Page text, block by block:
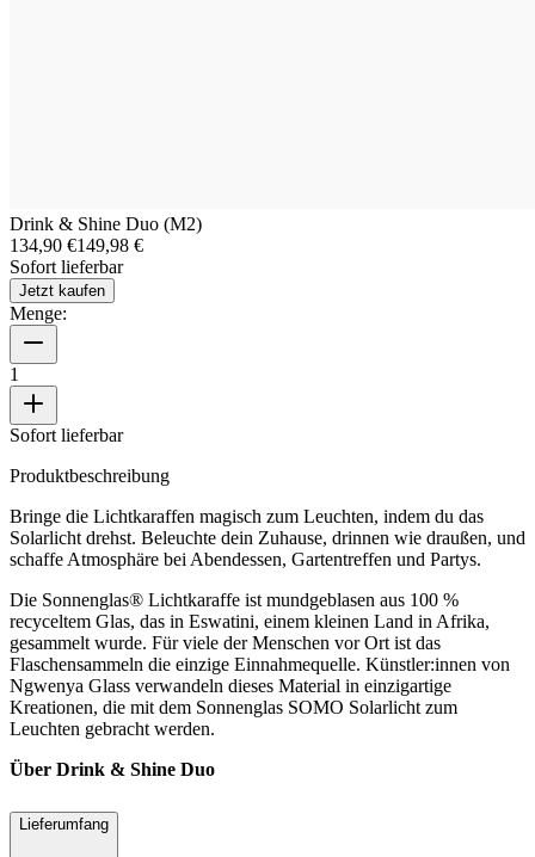
Drink & Shine Duo (M2)
134,90 €149,98 €
Sofort lieferbar
Jetzt kaufen
Menge:
1
Sofort lieferbar
Produktbeschreibung
Bringe die Lichtkaraffen magisch zum Leuchten, indem du das
Solarlicht drehst. Beleuchte dein Zuhause, drinnen wie draußen, und
schaffe Atmosphäre bei Abendessen, Gartentreffen und Partys.
Die Sonnenglas® Lichtkaraffe ist mundgeblasen aus 100 %
recyceltem Glas, das in Eswatini, einem kleinen Land in Afrika,
gesammelt wurde. Für viele der Menschen vor Ort ist das
Flaschensammeln die einzige Einnahmequelle. Künstler:innen von
Ngwenya Glass verwandeln dieses Material in einzigartige
Kreationen, die mit dem Sonnenglas SOMO Solarlicht zum
Leuchten gebracht werden.
Über Drink & Shine Duo
Lieferumfang